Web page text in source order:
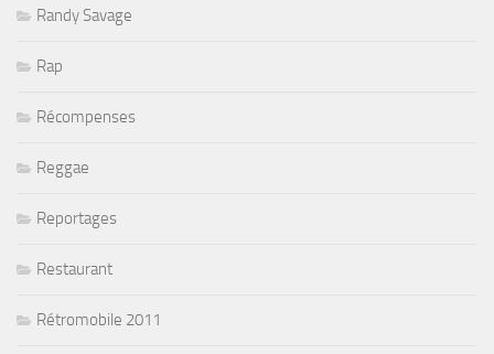
Randy Savage
Rap
Récompenses
Reggae
Reportages
Restaurant
Rétromobile 2011